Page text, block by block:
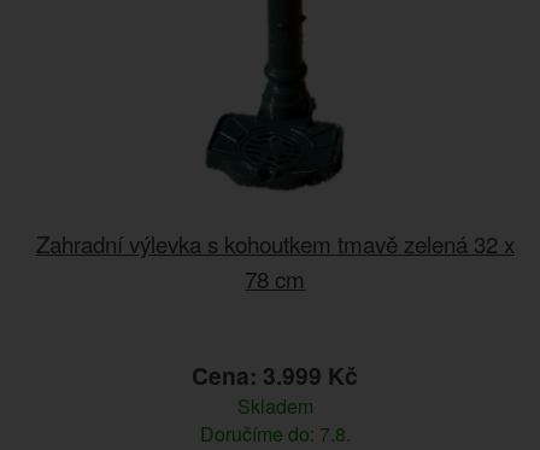
Zahradní výlevka s kohoutkem tmavě zelená 32 x
78 cm
Cena: 3.999 Kč
Skladem
Doručíme do: 7.8.